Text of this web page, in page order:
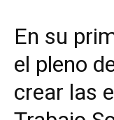
En su
el pleno
crear las